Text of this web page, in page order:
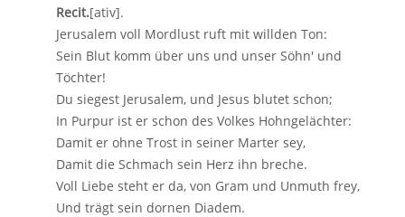
Recit.[ativ].
Jerusalem voll Mordlust ruft mit willden Ton:
Sein Blut komm über uns und unser Söhn' und
Töchter!
Du siegest Jerusalem, und Jesus blutet schon;
In Purpur ist er schon des Volkes Hohngelächter:
Damit er ohne Trost in seiner Marter sey,
Damit die Schmach sein Herz ihn breche.
Voll Liebe steht er da, von Gram und Unmuth frey,
Und trägt sein dornen Diadem.